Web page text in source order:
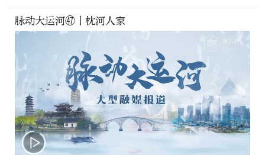
脉动大运河㊼丨枕河人家